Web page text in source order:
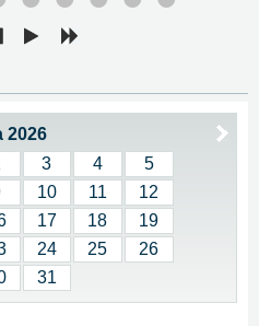
2026
3 4
5
10 11
12
17 18
19
24 25
26
31